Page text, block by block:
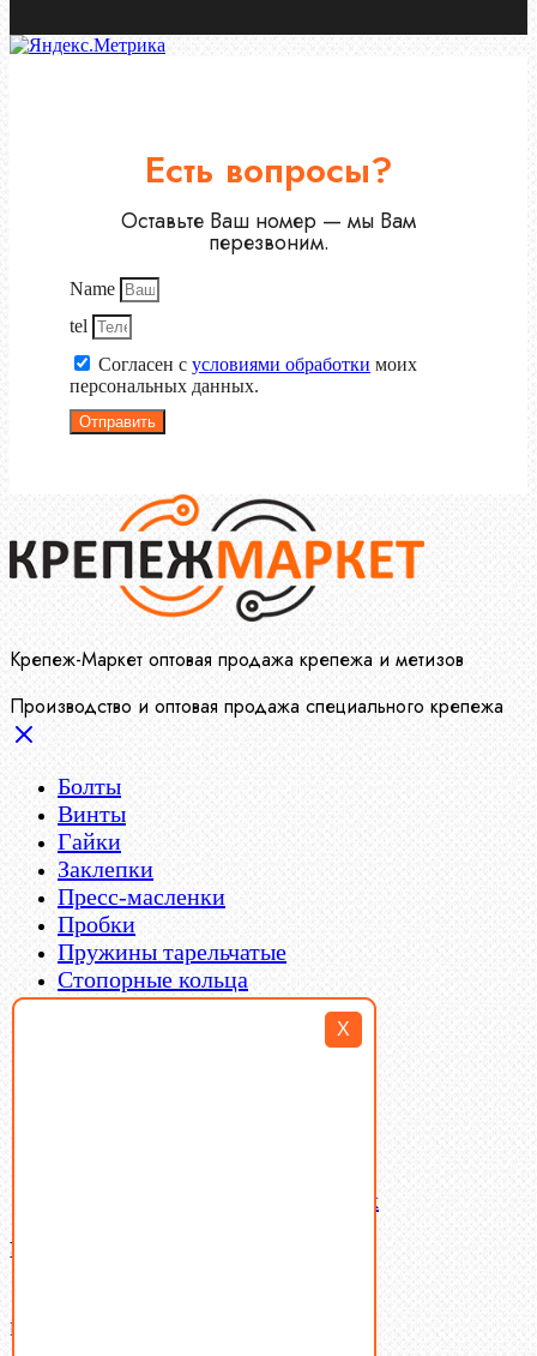
X
Есть вопросы?
Оставьте Ваш номер — мы Вам
перезвоним.
Name
tel
Согласен с условиями обработки моих
персональных данных.
Отправить
Крепеж-Маркет оптовая продажа крепежа и метизов
Производство и оптовая продажа специального крепежа
Болты
Винты
Гайки
Заклепки
Пресс-масленки
Пробки
Пружины тарельчатые
Стопорные кольца
Такелаж
Латунный и бронзовый крепеж
Ваша корзина
В корзине нет товаров.